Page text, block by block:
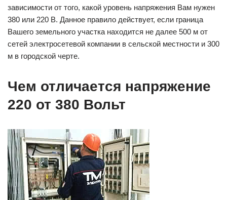
зависимости от того, какой уровень напряжения Вам нужен
380 или 220 В. Данное правило действует, если граница
Вашего земельного участка находится не далее 500 м от
сетей электросетевой компании в сельской местности и 300
м в городской черте.
Чем отличается напряжение
220 от 380 Вольт